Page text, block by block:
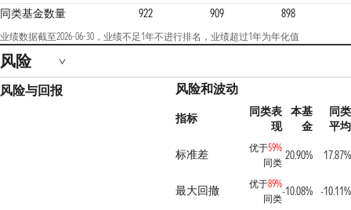
同类基金数量
922 909 898
业绩数据截至2026-06-30，业绩不足1年不进行排名，业绩超过1年为年化值
风险
风险与回报 风险和波动
指标
同类表
现
本基
金
同类
平均
标准差
优于59%
同类
20.90% 17.87%
最大回撤 优于89%
同类
-10.08% -10.11%